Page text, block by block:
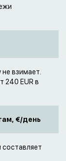
взимает.
240 EUR в
€/день